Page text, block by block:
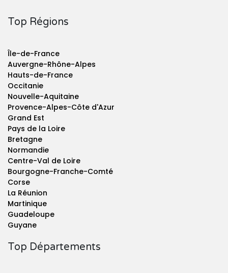
Top Régions
Île-de-France
Auvergne-Rhône-Alpes
Hauts-de-France
Occitanie
Nouvelle-Aquitaine
Provence-Alpes-Côte d'Azur
Grand Est
Pays de la Loire
Bretagne
Normandie
Centre-Val de Loire
Bourgogne-Franche-Comté
Corse
La Réunion
Martinique
Guadeloupe
Guyane
Top Départements